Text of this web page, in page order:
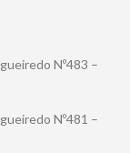
Nº483 –
Nº481 –